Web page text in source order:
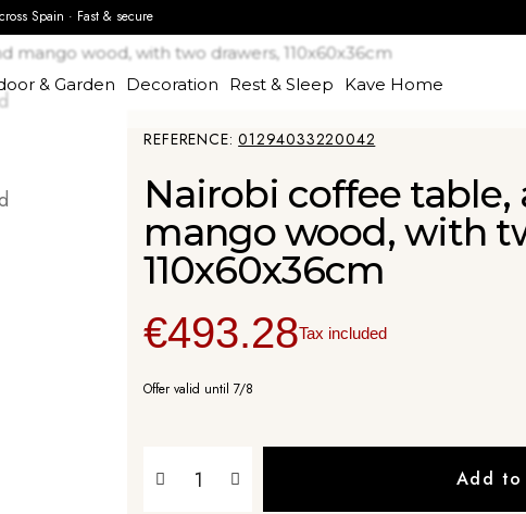
Spain · Fast & secure
& Garden Decoration Rest & Sleep Kave Home
mango wood, with two drawers, 110x60x36cm
REFERENCE 01294033220042
Nairobi coffee table,
mango wood, with
110x60x36cm
€493.28Tax included
Offer valid until 7/8
Add